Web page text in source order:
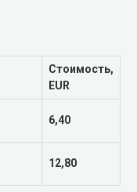
Стоимость,
EUR
6,40
12,80